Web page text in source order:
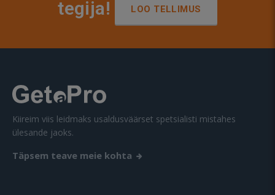
tegija!
LOO TELLIMUS
Kiireim viis leidmaks usaldusväärset spetsialisti mistahes
ülesande jaoks.
Täpsem teave meie kohta